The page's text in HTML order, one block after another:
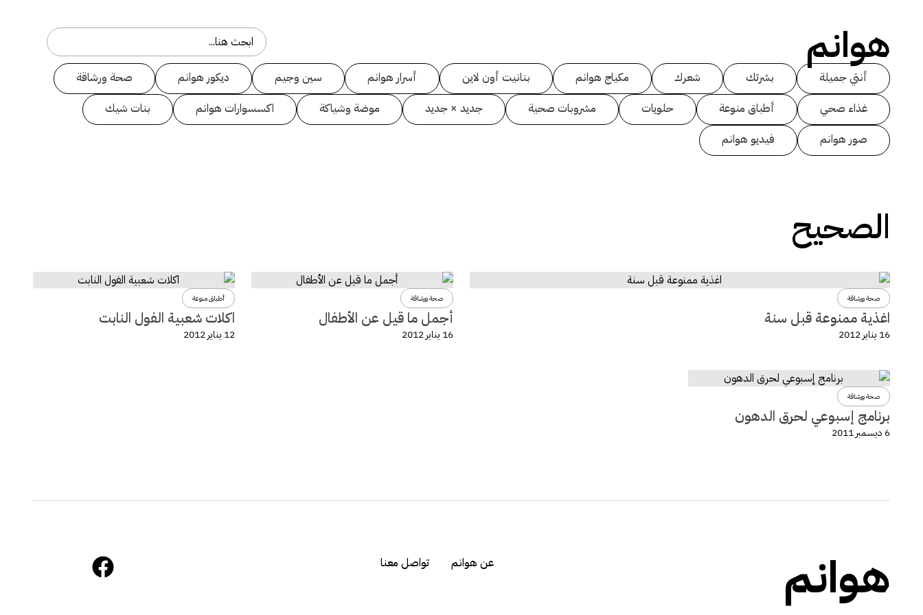
هوانم
أنتي جميلة بشرتك شعرك مكياج هوانم بنانيت أون لاين أسرار هوانم سين وجيم ديكور هوانم
صحة ورشاقة
غذاء صحي
أطباق منوعة حلويات مشروبات صحية جديد × جديد موضة وشياكة اكسسوارات هوانم
بنات شيك
صور هوانم
فيديو هوانم
الصحيح
صحة ورشاقة
اغذية ممنوعة قبل سنة
16 يناير 2012
صحة ورشاقة
أجمل ما قيل عن الأطفال
16 يناير 2012
أطباق منوعة
اكلات شعبية الفول النابت
12 يناير 2012
صحة ورشاقة
برنامج إسبوعي لحرق الدهون
6 ديسمبر 2011
هوانم عن هوانم تواصل معنا